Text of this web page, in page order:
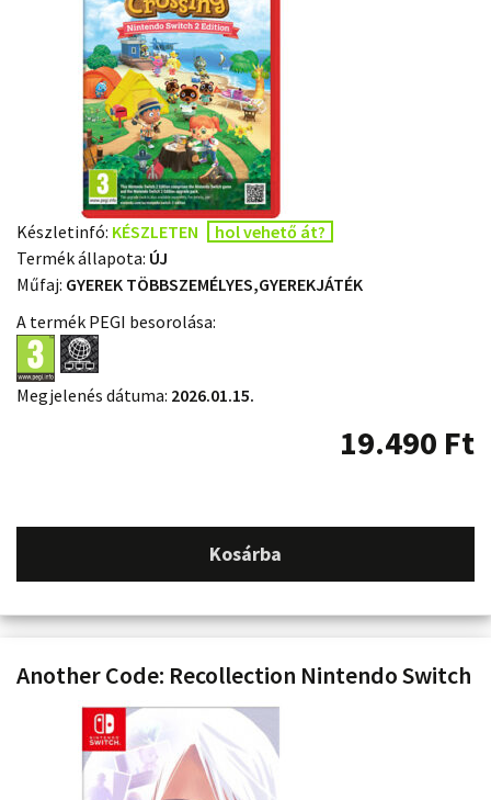
Készletinfó: KÉSZLETEN
hol vehető át?
Termék állapota: ÚJ
Műfaj: GYEREK TÖBBSZEMÉLYES,GYEREKJÁTÉK
A termék PEGI besorolása:
Megjelenés dátuma: 2026.01.15.
19.490 Ft
Kosárba
Another Code: Recollection Nintendo Switch